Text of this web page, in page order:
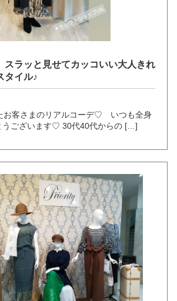
スラッと見せてカッコいい大人きれ
タイル♪
お客さまのリアルコーデ♡ いつも全身
うございます♡ 30代40代からの […]